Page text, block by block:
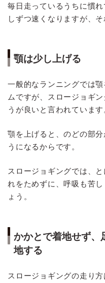
毎日走っているうちに慣
しずつ速くなりますが、
顎は少し上げる
一般的なランニングでは
ムですが、スロージョギ
うが良いと言われています
顎を上げると、のどの部
うになるからです。
スロージョギングでは、
れをためずに、呼吸も苦
ょう。
かかとで着地せず、
地する
スロージョギングの走り